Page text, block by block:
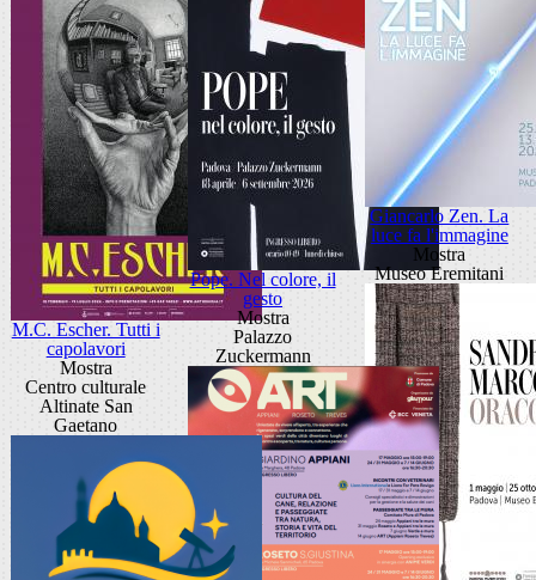
M.C. Escher. Tutti i
capolavori
Mostra
Centro culturale
Altinate San
Gaetano
Pope. Nel colore, il
gesto
Mostra
Palazzo
Zuckermann
Giancarlo Zen. La
luce fa l'immagine
Mostra
Museo Eremitani